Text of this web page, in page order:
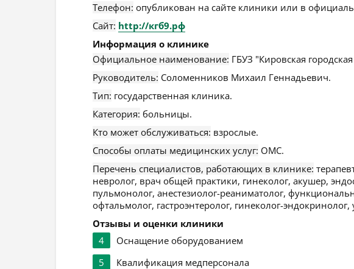
Телефон: опубликован на сайте клиники или в
Сайт: http://кгб9.рф
Информация о клинике
Официальное наименование: ГБУЗ "Кировская
Руководитель: Соломенников Михаил Геннадьевич.
Тип: государственная клиника.
Категория: больницы.
Кто может обслуживаться: взрослые.
Способы оплаты медицинских услуг: ОМС.
Перечень специалистов, работающих в клинике:
невролог, врач общей практики, гинеколог, акушер,
пульмонолог, анестезиолог-реаниматолог,
офтальмолог, гастроэнтеролог, гинеколог-эндокринолог,
Отзывы и оценки клиники
4
Оснащение оборудованием
5
Квалификация медперсонала